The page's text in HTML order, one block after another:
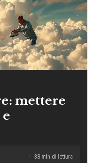
mettere
38 min di lettura